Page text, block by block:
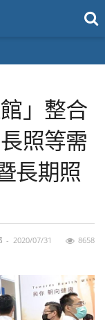
」整合
照等需
長期照
- 2020/07/31 8658